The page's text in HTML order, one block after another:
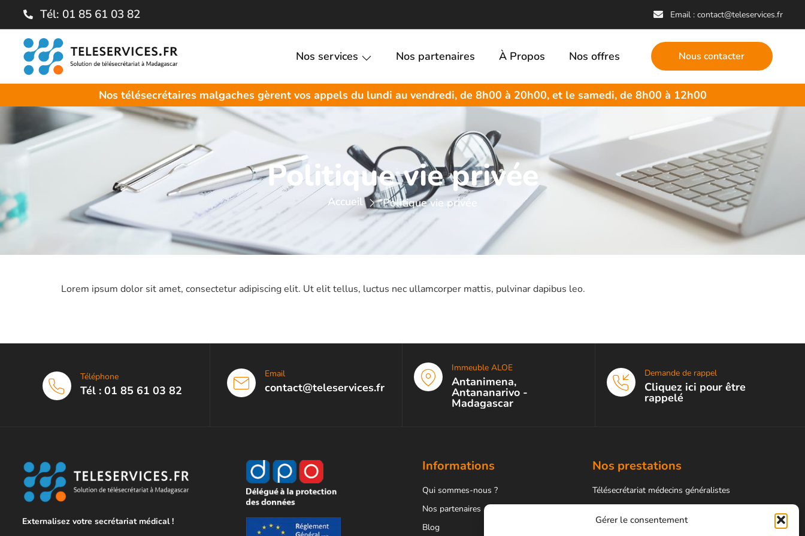
Gérer le consentement
Tél: 01 85 61 03 82 Email : contact@teleservices.fr
Nos services Nos partenaires À Propos Nos offres Nous contacter
Nos télésecrétaires malgaches gèrent vos appels du lundi au vendredi, de 8h00 à 20h00, et le samedi, de 8h00 à 12h00
Politique vie privée
Accueil Politique vie privée
Lorem ipsum dolor sit amet, consectetur adipiscing elit. Ut elit tellus, luctus nec ullamcorper mattis, pulvinar dapibus leo.
Téléphone
Tél : 01 85 61 03 82
Email
contact@teleservices.fr
Immeuble ALOE
Antanimena,
Antananarivo -
Madagascar
Demande de rappel
Cliquez ici pour être
rappelé
Externalisez votre secrétariat médical !
Informations
Qui sommes-nous ?
Nos partenaires
Blog
Nos prestations
Télésecrétariat médecins généralistes